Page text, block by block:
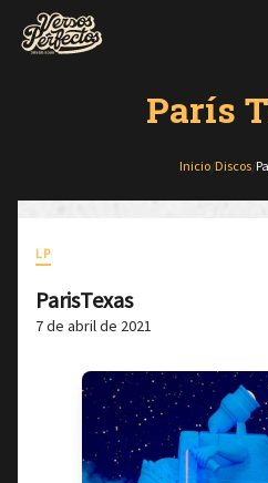
París
Inicio Discos
LP
ParisTexas
7 de abril de 2021